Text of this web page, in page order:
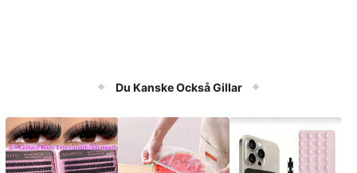
Du Kanske Också Gillar